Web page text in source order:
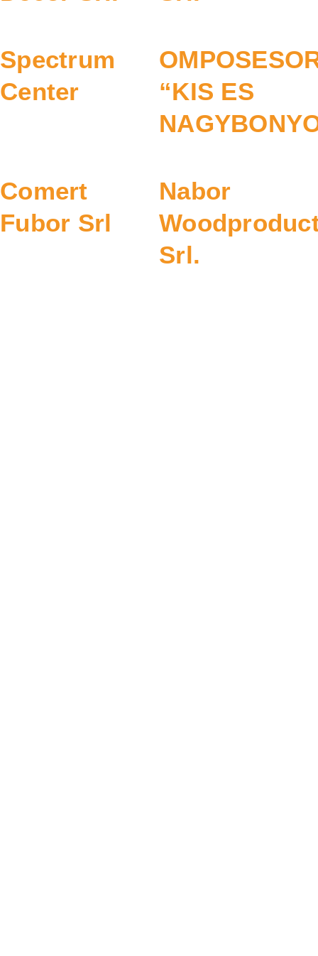
Spectrum
Center
“KIS ES
Comert
Fubor Srl
Nabor
Srl.